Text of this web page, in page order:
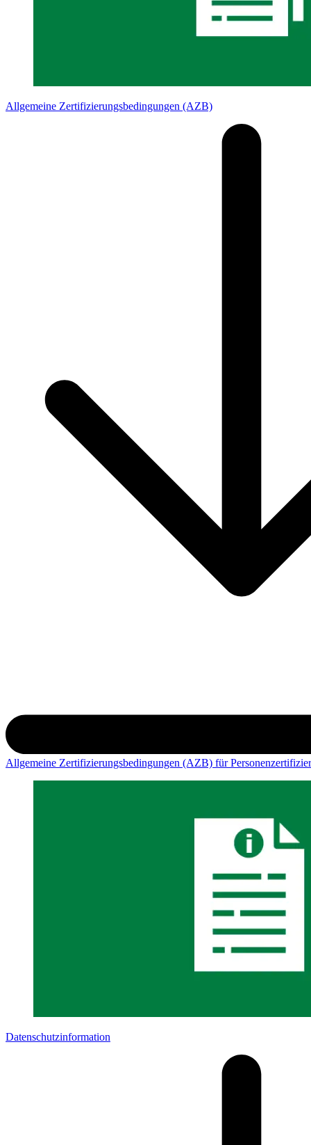
Allgemeine Zertifizierungsbedingungen (AZB)
Allgemeine Zertifizierungsbedingungen (AZB) für
Datenschutzinformation